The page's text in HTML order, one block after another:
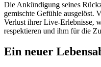
Die Ankündigung seines
gemischte Gefühle ausgelöst.
Verlust ihrer Live-Erlebnisse,
respektieren und ihm für die
Ein neuer